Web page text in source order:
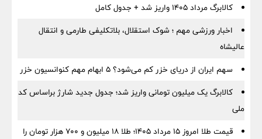
کالابرگ مرداد ۱۴۰۵ واریز شد + جدول کامل
اخبار ورزشی مهم ؛ شوک استقلال، بلاتکلیفی طارمی و انتقال
عالیشاه
سهم ایران از دریای خزر کم می‌شود؟ ۵ ابهام مهم کنوانسیون خزر
کالابرگ یک میلیون تومانی واریز شد؛ جدول جدید شارژ براساس کد
ملی
قیمت طلا امروز ۱۵ مرداد ۱۴۰۵؛ طلا ۱۸ میلیون و ۷۰۰ هزار تومان را